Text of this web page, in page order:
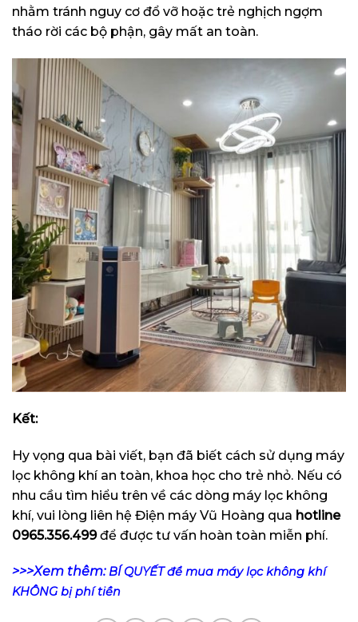
nhằm tránh nguy cơ đổ vỡ hoặc trẻ nghịch ngợm
tháo rời các bộ phận, gây mất an toàn.
Kết:
Hy vọng qua bài viết, bạn đã biết cách sử dụng máy
lọc không khí an toàn, khoa học cho trẻ nhỏ. Nếu có
nhu cầu tìm hiểu trên về các dòng máy lọc không
khí, vui lòng liên hệ Điện máy Vũ Hoàng qua hotline
0965.356.499để được tư vấn hoàn toàn miễn phí.
>>>Xem thêm: BÍ QUYẾT để mua máy lọc không khí
KHÔNG bị phí tiền